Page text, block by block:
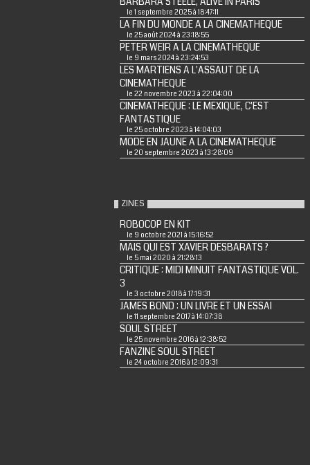
le 1 septembre 2025 à 18:47:11
LA FIN DU MONDE A LA CINEMATHEQUE
le 25 août 2024 à 23:18:55
PETER WEIR A LA CINEMATHEQUE
le 9 mars 2024 à 23:24:53
LES MARTIENS A L'ASSAUT DE LA
CINEMATHEQUE
le 22 novembre 2023 à 22:04:00
CINEMATHEQUE : LE MEXIQUE, C'EST
FANTASTIQUE
le 25 octobre 2023 à 14:04:03
MODE EN JAUNE A LA CINEMATHEQUE
le 20 septembre 2023 à 13:28:09
ZINES
ROBOCOP EN KIT
le 9 octobre 2021 à 15:16:52
MAIS QUI EST XAVIER DESBARATS ?
le 5 mai 2020 à 21:28:13
CRITIQUE : MIDI MINUIT FANTASTIQUE VOL.
3
le 3 octobre 2018 à 17:19:31
JAMES BOND : UN LIVRE ET UN ESSAI
le 11 septembre 2017 à 14:07:38
SOUL STREET
le 25 novembre 2016 à 12:38:52
FANZINE SOUL STREET
le 24 octobre 2016 à 12:09:31